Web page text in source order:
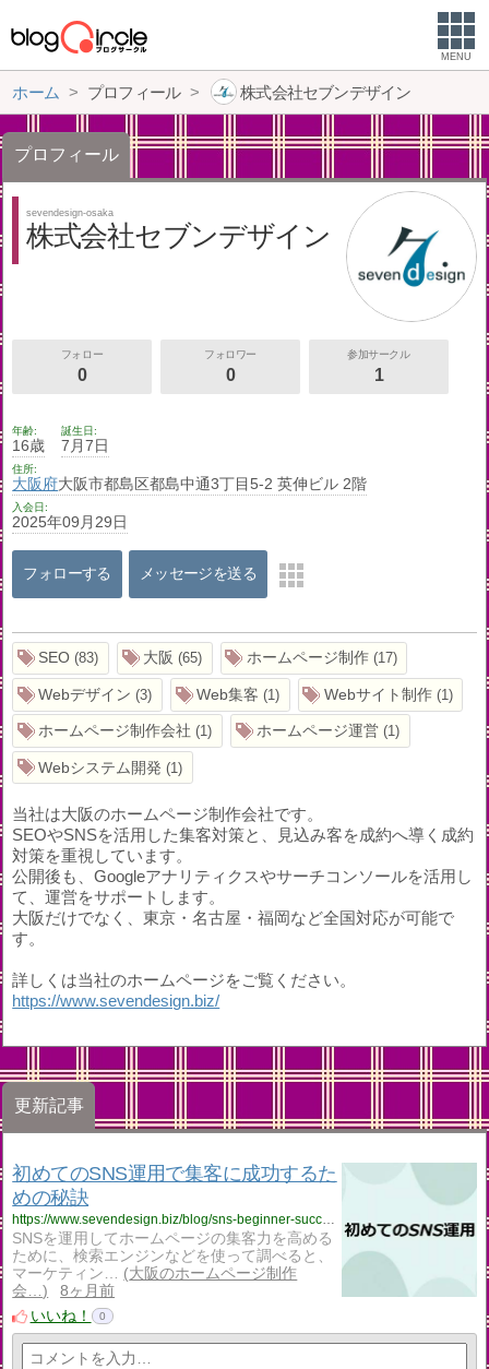
MENU
ホーム プロフィール 株式会社セブンデザイン
プロフィール
sevendesign-osaka
株式会社セブンデザイン
フォロー
0
フォロワー
0
参加サークル
1
年齢
16歳
誕生日
7月7日
住所
大阪府大阪市都島区都島中通3丁目5-2 英伸ビル 2階
入会日
2025年09月29日
フォローする メッセージを送る
SEO 83 大阪 65 ホームページ制作 17
Webデザイン 3 Web集客 1 Webサイト制作 1
ホームページ制作会社 1 ホームページ運営 1
Webシステム開発 1
当社は大阪のホームページ制作会社です。
SEOやSNSを活用した集客対策と、見込み客を成約へ導く成約
対策を重視しています。
公開後も、Googleアナリティクスやサーチコンソールを活用し
て、運営をサポートします。
大阪だけでなく、東京・名古屋・福岡など全国対応が可能で
す。
詳しくは当社のホームページをご覧ください。
https://www.sevendesign.biz/
更新記事
初めてのSNS運用で集客に成功するた
めの秘訣
SNSを運用してホームページの集客力を高める
ために、検索エンジンなどを使って調べると、
マーケティン…
大阪のホームページ制作
会…
8ヶ月前
いいね！
0